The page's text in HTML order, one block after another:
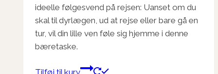
ideelle følgesvend på rejsen: Uanset om du
skal til dyrlægen, ud at rejse eller bare gå en
tur, vil din lille ven føle sig hjemme i denne
bæretaske.